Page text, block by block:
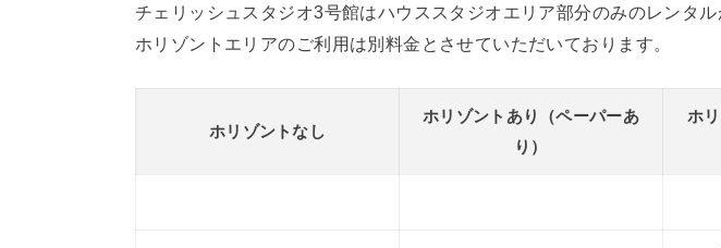
チェリッシュスタジオ3号館はハウススタジオエリア部分のみのレンタル
ホリゾントエリアのご利用は別料金とさせていただいております。
ホリゾントなし
ホリゾントあり（ペーパーあ
り）
ホ